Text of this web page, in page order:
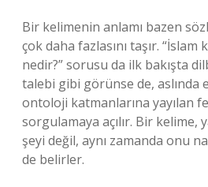
Bir kelimenin anlamı bazen
çok daha fazlasını taşır. “İslam
nedir?” sorusu da ilk bakışta
talebi gibi görünse de, aslında
ontoloji katmanlarına yayılan
sorgulamaya açılır. Bir kelime,
şeyi değil, aynı zamanda onu
de belirler.